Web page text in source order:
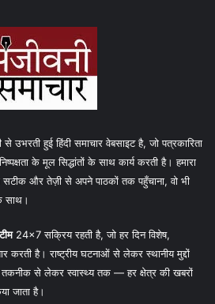
हुई हिंदी समाचार वेबसाइट है, जो पत्रकारिता
के मूल सिद्धांतों के साथ कार्य करती है। हमारा
सटीक और तेज़ी से अपने पाठकों तक पहुँचाना, वो भी
साथ।
24×7 सक्रिय रहती है, जो हर दिन विशेष,
करती है। राष्ट्रीय घटनाओं से लेकर स्थानीय मुद्दों
से लेकर स्वास्थ्य तक — हर क्षेत्र की खबरों
जाता है।